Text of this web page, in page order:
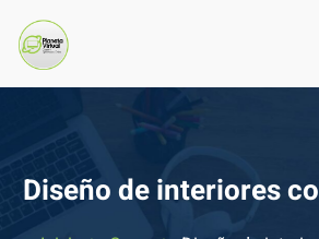
content
Diseño de interiores